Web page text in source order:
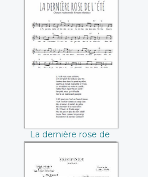
La dernière rose de
l'été
La dernière rose de
l'été